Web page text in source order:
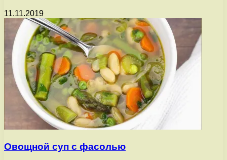
11.11.2019
Овощной суп с фасолью